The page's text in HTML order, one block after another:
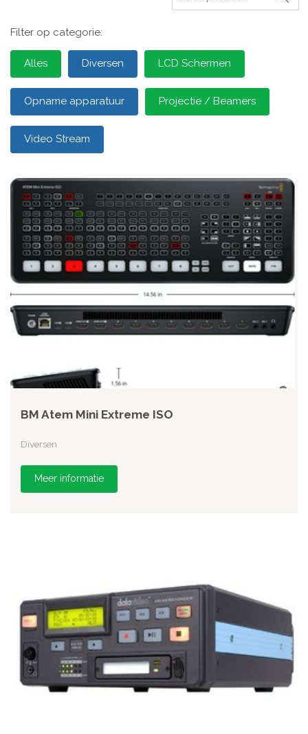
Filter op categorie:
Alles Diversen LCD Schermen
Opname apparatuur Projectie / Beamers
Video Stream
BM Atem Mini Extreme ISO
Diversen
Meer informatie